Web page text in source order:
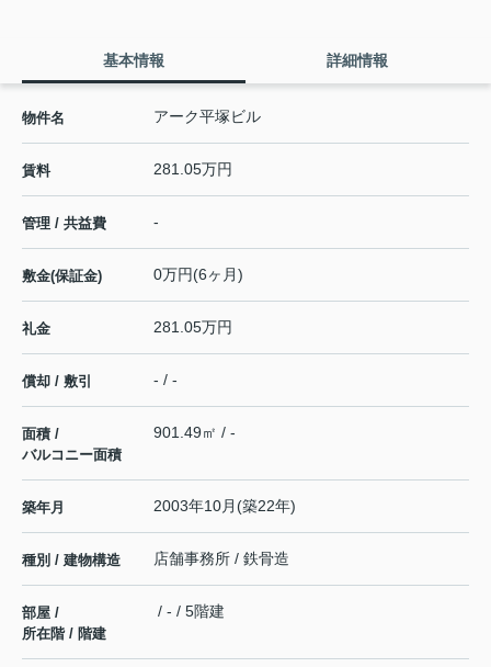
基本情報 詳細情報
物件名 アーク平塚ビル
賃料 281.05万円
管理 / 共益費 -
敷金(保証金) 0万円(6ヶ月)
礼金 281.05万円
償却 / 敷引 - / -
面積 /
バルコニー面積
901.49㎡ / -
築年月 2003年10月(築22年)
種別 / 建物構造 店舗事務所 / 鉄骨造
部屋 /
所在階 / 階建
/ - / 5階建